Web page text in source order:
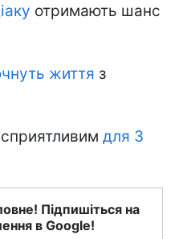
отримають шанс
життя з
для 3
Підпишіться на
в Google!